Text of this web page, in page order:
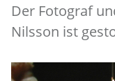
Der Fotograf
Nilsson ist